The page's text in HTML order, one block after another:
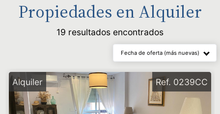
Propiedades enAlquiler
19 resultados encontrados
Fecha de oferta (más nuevas)
Alquiler Ref. 0239CC